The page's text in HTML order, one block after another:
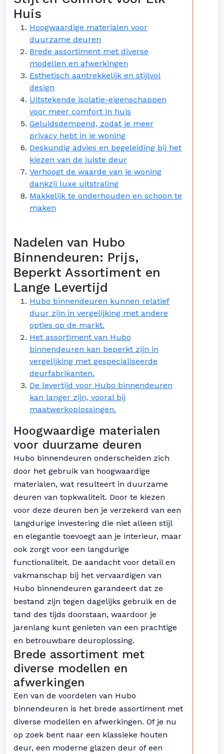
Huis
Hoogwaardige materialen voor
duurzame deuren
Brede assortiment met diverse
modellen en afwerkingen
Esthetisch aantrekkelijk en stijlvol
design
Uitstekende isolatie-eigenschappen
voor meer comfort in huis
Geluidsdempend, zodat je meer
privacy hebt in je woning
Deskundig advies en begeleiding bij het
kiezen van de juiste deur
Verhoogt de waarde van je woning
dankzij luxe uitstraling
Makkelijk te onderhouden en schoon te
maken
Nadelen van Hubo
Binnendeuren: Prijs,
Beperkt Assortiment en
Lange Levertijd
Hubo binnendeuren kunnen relatief
duur zijn in vergelijking met andere
opties op de markt.
Het assortiment van Hubo
binnendeuren kan beperkt zijn in
vergelijking met gespecialiseerde
deurfabrikanten.
De levertijd voor Hubo binnendeuren
kan langer zijn, vooral bij
maatwerkoplossingen.
Hoogwaardige materialen
voor duurzame deuren
Hubo binnendeuren onderscheiden zich
door het gebruik van hoogwaardige
materialen, wat resulteert in duurzame
deuren van topkwaliteit. Door te kiezen
voor deze deuren ben je verzekerd van een
langdurige investering die niet alleen stijl
en elegantie toevoegt aan je interieur, maar
ook zorgt voor een langdurige
functionaliteit. De aandacht voor detail en
vakmanschap bij het vervaardigen van
Hubo binnendeuren garandeert dat ze
bestand zijn tegen dagelijks gebruik en de
tand des tijds doorstaan, waardoor je
jarenlang kunt genieten van een prachtige
en betrouwbare deuroplossing.
Brede assortiment met
diverse modellen en
afwerkingen
Een van de voordelen van Hubo
binnendeuren is het brede assortiment met
diverse modellen en afwerkingen. Of je nu
op zoek bent naar een klassieke houten
deur, een moderne glazen deur of een